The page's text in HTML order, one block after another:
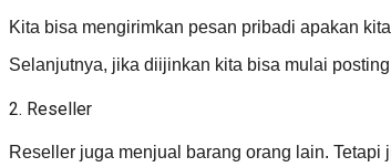
Kita bisa mengirimkan pesan pribadi apakan
Selanjutnya, jika diijinkan kita bisa mulai
2. Reseller
Reseller juga menjual barang orang lain.